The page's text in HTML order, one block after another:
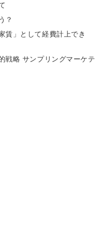
？
賃」として経費計上でき
戦略 サンプリングマーケテ